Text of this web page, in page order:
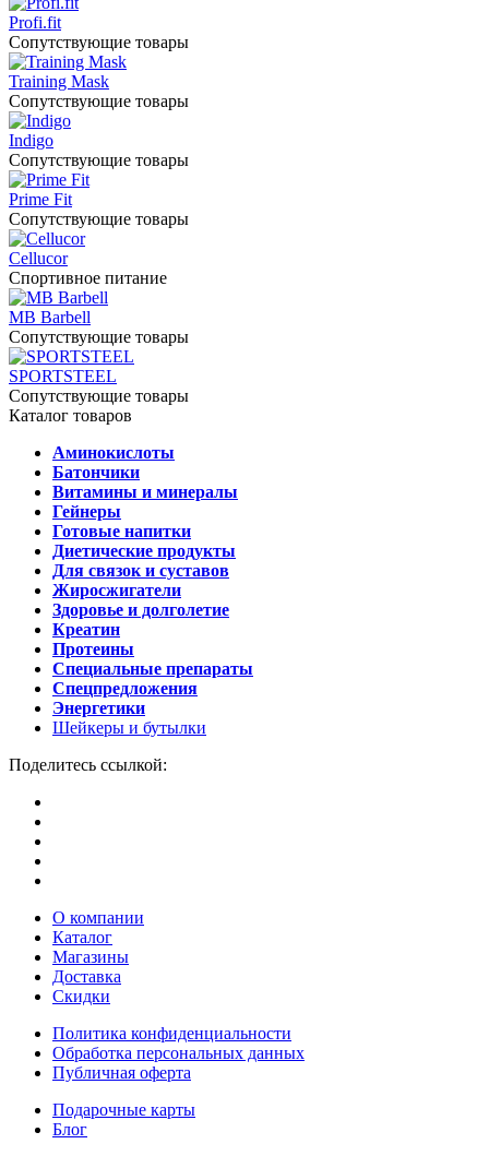
Profi.fit
Сопутствующие товары
Training Mask
Сопутствующие товары
Indigo
Сопутствующие товары
Prime Fit
Сопутствующие товары
Cellucor
Спортивное питание
MB Barbell
Сопутствующие товары
SPORTSTEEL
Сопутствующие товары
Каталог товаров
Аминокислоты
Батончики
Витамины и минералы
Гейнеры
Готовые напитки
Диетические продукты
Для связок и суставов
Жиросжигатели
Здоровье и долголетие
Креатин
Протеины
Специальные препараты
Спецпредложения
Энергетики
Шейкеры и бутылки
Поделитесь ссылкой:
О компании
Каталог
Магазины
Доставка
Скидки
Политика конфиденциальности
Обработка персональных данных
Публичная оферта
Подарочные карты
Блог